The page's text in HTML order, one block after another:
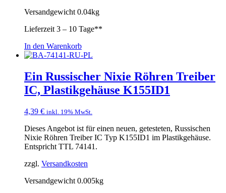
Versandgewicht 0.04kg
Lieferzeit 3 – 10 Tage**
In den Warenkorb
Ein Russischer Nixie Röhren Treiber
IC, Plastikgehäuse K155ID1
4,39 € inkl. 19% MwSt.
Dieses Angebot ist für einen neuen, getesteten, Russischen
Nixie Röhren Treiber IC Typ K155ID1 im Plastikgehäuse.
Entspricht TTL 74141.
zzgl. Versandkosten
Versandgewicht 0.005kg